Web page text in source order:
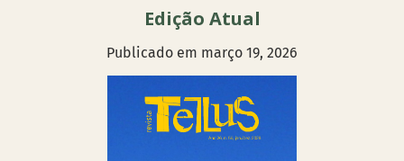
Edição Atual
Publicado em março 19, 2026